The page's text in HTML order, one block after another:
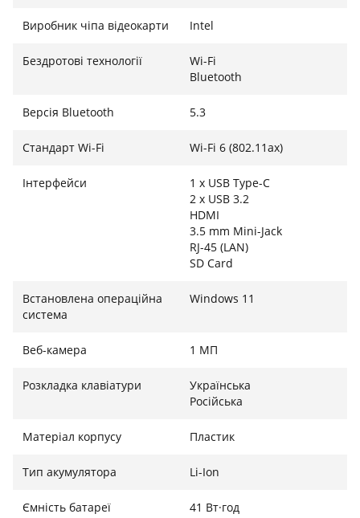
бездротові навушники та інші аксесуари.
Виробник чіпа відеокарти Intel
Бездротові технології
Wi-Fi
Bluetooth
Версія Bluetooth 5.3
Стандарт Wi-Fi Wi-Fi 6 (802.11ax)
Інтерфейси
1 x USB Type-C
2 x USB 3.2
HDMI
3.5 mm Mini-Jack
RJ-45 (LAN)
SD Card
Встановлена ​​операційна
система
Windows 11
Веб-камера 1 МП
Розкладка клавіатури
Українська
Російська
Матеріал корпусу Пластик
Тип акумулятора Li-Ion
Ємність батареї 41 Вт·год